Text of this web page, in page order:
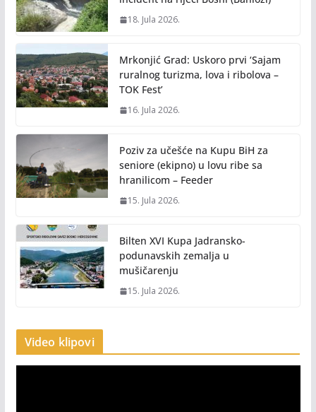
18. Jula 2026.
Mrkonjić Grad: Uskoro prvi ‘Sajam
ruralnog turizma, lova i ribolova –
TOK Fest’
16. Jula 2026.
Poziv za učešće na Kupu BiH za
seniore (ekipno) u lovu ribe sa
hranilicom – Feeder
15. Jula 2026.
Bilten XVI Kupa Jadransko-
podunavskih zemalja u
mušičarenju
15. Jula 2026.
Video klipovi